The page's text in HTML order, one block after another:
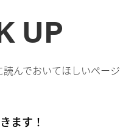
UP
んでおいてほしいページ
ます！